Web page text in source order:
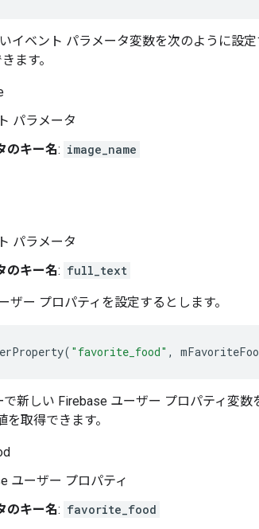
イベント パラメータ変数を次のように設定
ます。
パラメータ
のキー名: image_name
パラメータ
のキー名: full_text
ザー プロパティを設定するとします。
( "favorite_food" ,
で新しい Firebase ユーザー プロパティ変
を取得できます。
ユーザー プロパティ
のキー名: favorite_food